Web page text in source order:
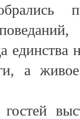
единства
а